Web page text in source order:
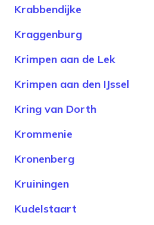
Krabbendijke
Kraggenburg
Krimpen aan de Lek
Krimpen aan den IJssel
Kring van Dorth
Krommenie
Kronenberg
Kruiningen
Kudelstaart